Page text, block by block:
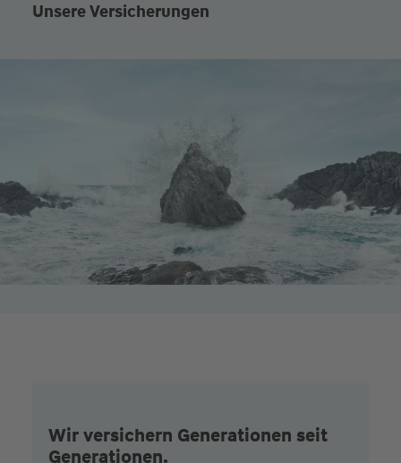
Unsere Versicherungen
Wir versichern Generationen seit
Generationen.